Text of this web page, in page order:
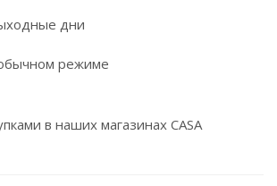
дни
режиме
в наших магазинах CASA